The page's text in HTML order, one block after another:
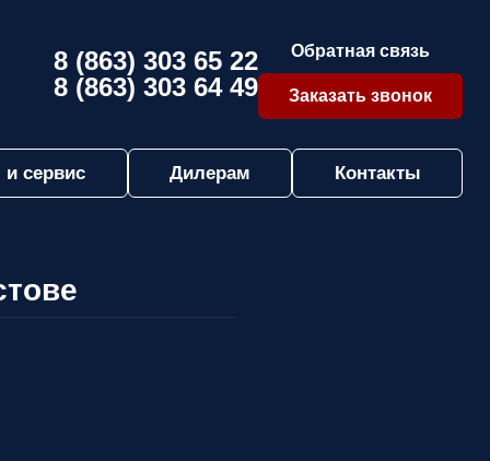
8 (863) 303 65 22
8 (863) 303 64 49
Обратная связь
Заказать звонок
и сервис Дилерам Контакты